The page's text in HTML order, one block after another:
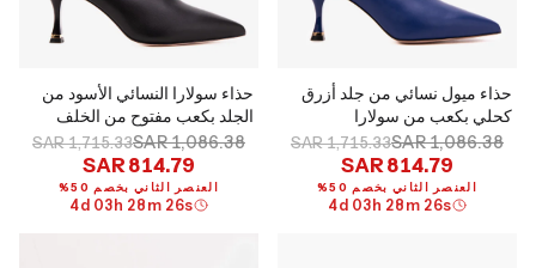
حذاء ميول نسائي من جلد أزرق
كحلي بكعب من سولارا
SAR 1,086.38
SAR 1,715.33
SAR 814.79
العنصر الثاني بخصم 50%
4d 03 h 28 m 25s
حذاء سولارا النسائي الأسود من
الجلد بكعب مفتوح من الخلف
SAR 1,086.38
SAR 1,715.33
SAR 814.79
العنصر الثاني بخصم 50%
4d 03 h 28 m 25s